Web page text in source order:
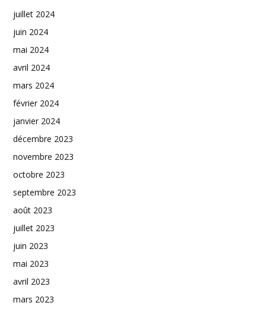
juillet 2024
juin 2024
mai 2024
avril 2024
mars 2024
février 2024
janvier 2024
décembre 2023
novembre 2023
octobre 2023
septembre 2023
août 2023
juillet 2023
juin 2023
mai 2023
avril 2023
mars 2023